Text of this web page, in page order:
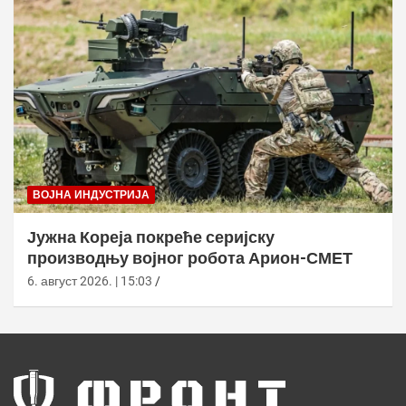
ВОЈНА ИНДУСТРИЈА
Јужна Кореја покреће серијску
производњу војног робота Арион-СМЕТ
6. август 2026. | 15:03